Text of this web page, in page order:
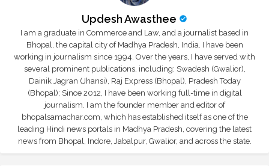
Updesh Awasthee
I am a graduate in Commerce and Law, and a journalist based in
Bhopal, the capital city of Madhya Pradesh, India. I have been
working in journalism since 1994. Over the years, I have served with
several prominent publications, including: Swadesh (Gwalior),
Dainik Jagran (Jhansi), Raj Express (Bhopal), Pradesh Today
(Bhopal); Since 2012, I have been working full-time in digital
journalism. I am the founder member and editor of
bhopalsamachar.com, which has established itself as one of the
leading Hindi news portals in Madhya Pradesh, covering the latest
news from Bhopal, Indore, Jabalpur, Gwalior, and across the state.